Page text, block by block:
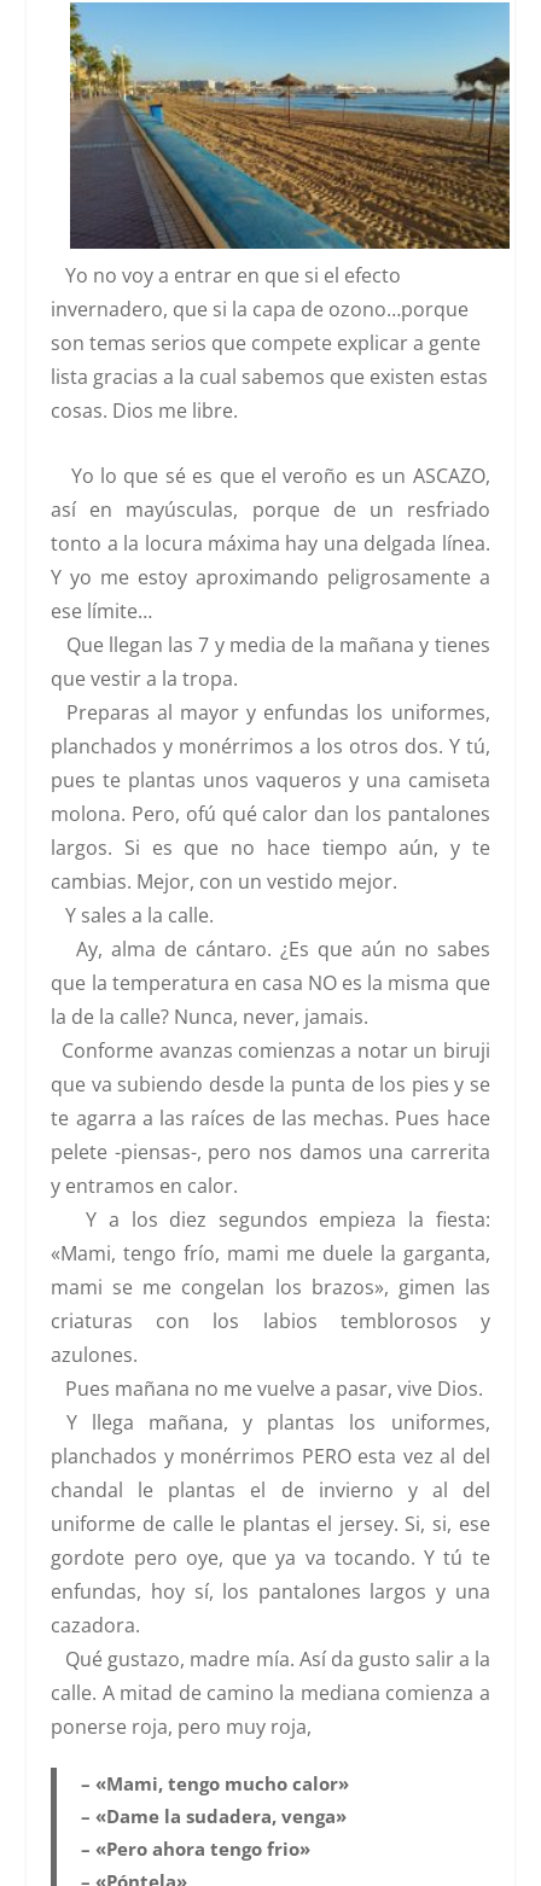
Yo no voy a entrar en que si el efecto
invernadero, que si la capa de ozono…porque
son temas serios que compete explicar a gente
lista gracias a la cual sabemos que existen estas
cosas. Dios me libre.
Yo lo que sé es que el veroño es un ASCAZO,
así en mayúsculas, porque de un resfriado
tonto a la locura máxima hay una delgada línea.
Y yo me estoy aproximando peligrosamente a
ese límite…
Que llegan las 7 y media de la mañana y tienes
que vestir a la tropa.
Preparas al mayor y enfundas los uniformes,
planchados y monérrimos a los otros dos. Y tú,
pues te plantas unos vaqueros y una camiseta
molona. Pero, ofú qué calor dan los pantalones
largos. Si es que no hace tiempo aún, y te
cambias. Mejor, con un vestido mejor.
Y sales a la calle.
Ay, alma de cántaro. ¿Es que aún no sabes
que la temperatura en casa NO es la misma que
la de la calle? Nunca, never, jamais.
Conforme avanzas comienzas a notar un biruji
que va subiendo desde la punta de los pies y se
te agarra a las raíces de las mechas. Pues hace
pelete -piensas-, pero nos damos una carrerita
y entramos en calor.
Y a los diez segundos empieza la fiesta:
«Mami, tengo frío, mami me duele la garganta,
mami se me congelan los brazos», gimen las
criaturas con los labios temblorosos y
azulones.
Pues mañana no me vuelve a pasar, vive Dios.
Y llega mañana, y plantas los uniformes,
planchados y monérrimos PERO esta vez al del
chandal le plantas el de invierno y al del
uniforme de calle le plantas el jersey. Si, si, ese
gordote pero oye, que ya va tocando. Y tú te
enfundas, hoy sí, los pantalones largos y una
cazadora.
Qué gustazo, madre mía. Así da gusto salir a la
calle. A mitad de camino la mediana comienza a
ponerse roja, pero muy roja,
– «Mami, tengo mucho calor»
– «Dame la sudadera, venga»
– «Pero ahora tengo frio»
– «Póntela»